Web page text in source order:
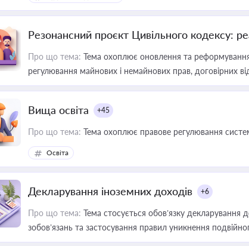
Резонансний проєкт Цивільного кодексу:
Про що тема: Тема охоплює оновлення та
регулювання майнових і немайнових прав, договірних
Вища освіта +45
Про що тема: Тема охоплює правове регулювання
Освіта
Декларування іноземних доходів +6
Про що тема: Тема стосується обов’язку
зобов’язань та застосування правил уникнення